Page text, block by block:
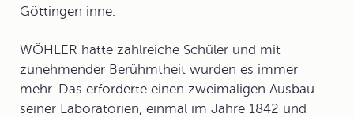
Göttingen inne.
WÖHLER hatte zahlreiche Schüler und mit
zunehmender Berühmtheit wurden es immer
mehr. Das erforderte einen zweimaligen Ausbau
seiner Laboratorien, einmal im Jahre 1842 und